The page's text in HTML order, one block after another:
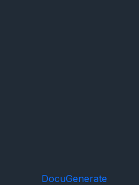
DocuGenerate